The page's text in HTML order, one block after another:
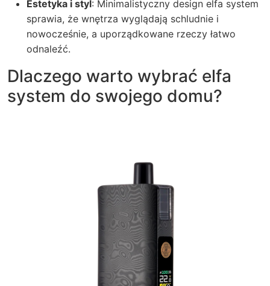
Estetyka i styl: Minimalistyczny design elfa system
sprawia, że wnętrza wyglądają schludnie i
nowocześnie, a uporządkowane rzeczy łatwo
odnaleźć.
Dlaczego warto wybrać elfa
system do swojego domu?